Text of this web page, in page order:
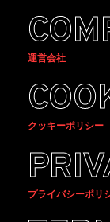
運営会社
クッキーポリシー
プライバシーポリ